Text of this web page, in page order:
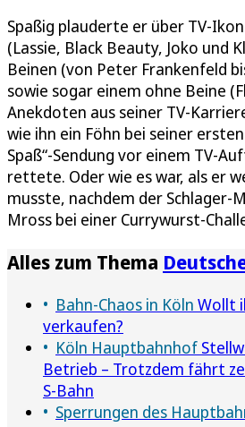
Spaßig plauderte er über TV-
(Lassie, Black Beauty, Joko und
Beinen (von Peter Frankenfeld
sowie sogar einem ohne Beine
Anekdoten aus seiner TV-
wie ihn ein Föhn bei seiner
Spaß“-Sendung vor einem TV-
rettete. Oder wie es war, als er
musste, nachdem der Schlager-
Mross bei einer Currywurst-
Alles zum Thema
Bahn-Chaos in Köln Wollt
verkaufen?
Köln Hauptbahnhof
Betrieb – Trotzdem fährt
S-Bahn
Sperrungen des